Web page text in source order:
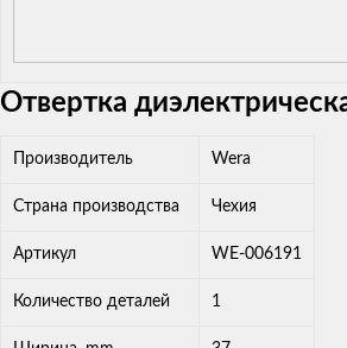
Отвертка
Производитель Wera
Страна производства Чехия
Артикул WE-006191
Количество деталей 1